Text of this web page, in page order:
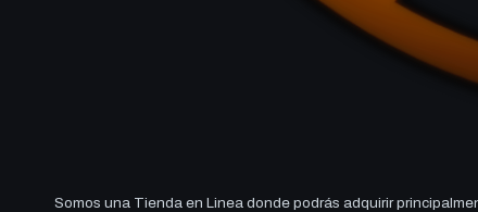
Somos una Tienda en Linea donde podrás adquirir